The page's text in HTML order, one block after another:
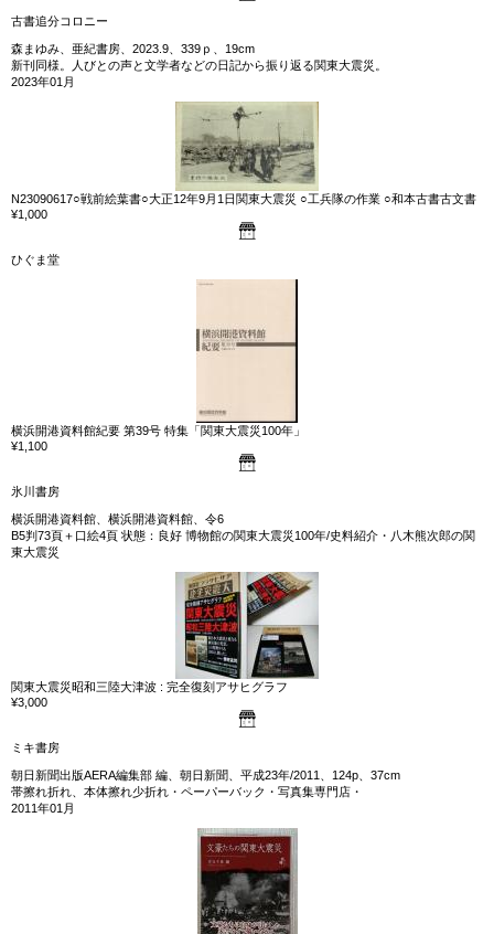
古書追分コロニー
森まゆみ、亜紀書房、2023.9、339ｐ、19cm
新刊同様。人びとの声と文学者などの日記から振り返る関東大震災。
2023年01月
N23090617○戦前絵葉書○大正12年9月1日関東大震災 ○工兵隊の作業 ○和本古書古文書
¥1,000
ひぐま堂
横浜開港資料館紀要 第39号 特集「関東大震災100年」
¥1,100
氷川書房
横浜開港資料館、横浜開港資料館、令6
B5判73頁＋口絵4頁 状態：良好 博物館の関東大震災100年/史料紹介・八木熊次郎の関
東大震災
関東大震災昭和三陸大津波 : 完全復刻アサヒグラフ
¥3,000
ミキ書房
朝日新聞出版AERA編集部 編、朝日新聞、平成23年/2011、124p、37cm
帯擦れ折れ、本体擦れ少折れ・ペーパーバック・写真集専門店・
2011年01月